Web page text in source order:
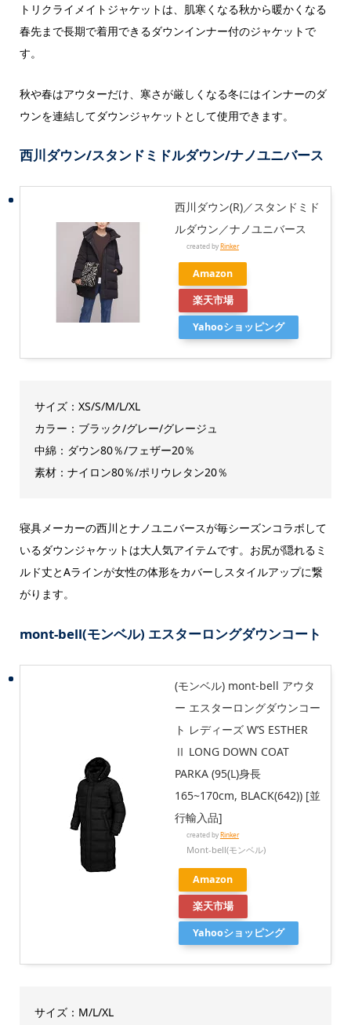
トリクライメイトジャケットは、肌寒くなる秋から暖かくなる
春先まで長期で着用できるダウンインナー付のジャケットで
す。
秋や春はアウターだけ、寒さが厳しくなる冬にはインナーのダ
ウンを連結してダウンジャケットとして使用できます。
西川ダウン/スタンドミドルダウン/ナノユニバース
西川ダウン(R)／スタンドミド
ルダウン／ナノユニバース
created byRinker
Amazon
楽天市場
Yahooショッピング
サイズ：XS/S/M/L/XL
カラー：ブラック/グレー/グレージュ
中綿：ダウン80％/フェザー20％
素材：ナイロン80％/ポリウレタン20％
寝具メーカーの西川とナノユニバースが毎シーズンコラボして
いるダウンジャケットは大人気アイテムです。お尻が隠れるミ
ルド丈とAラインが女性の体形をカバーしスタイルアップに繋
がります。
mont-bell(モンベル) エスターロングダウンコート
(モンベル) mont-bell アウタ
ー エスターロングダウンコー
ト レディーズ W’S ESTHER
Ⅱ LONG DOWN COAT
PARKA (95(L)身長
165~170cm, BLACK(642)) [並
行輸入品]
created byRinker
Mont-bell(モンベル)
Amazon
楽天市場
Yahooショッピング
サイズ：M/L/XL